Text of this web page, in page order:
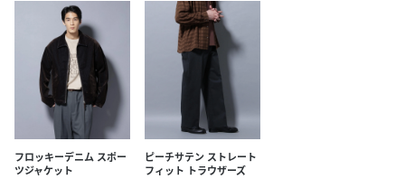
フロッキーデニム スポー
ツジャケット
ピーチサテン ストレート
フィット トラウザーズ